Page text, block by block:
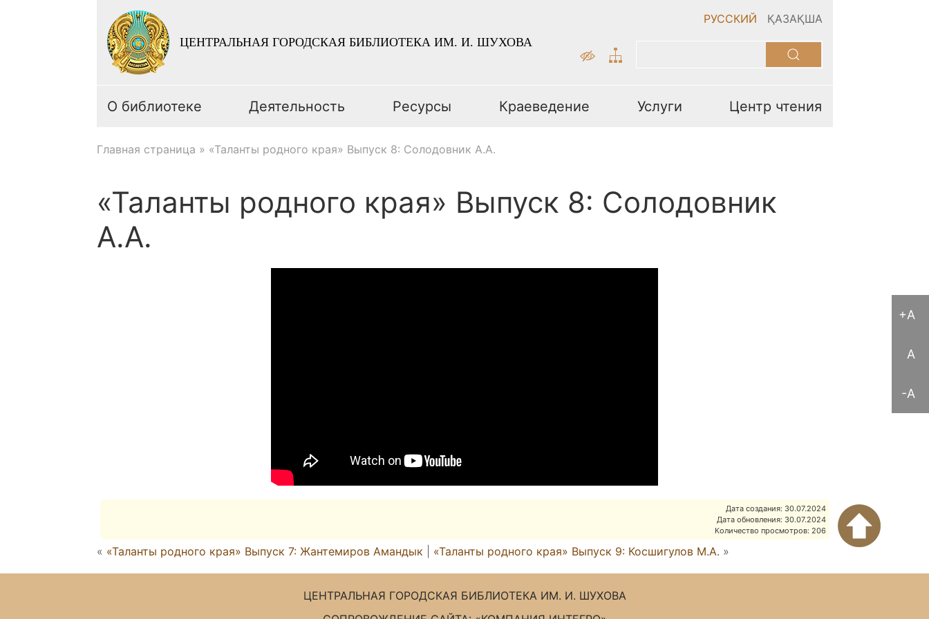
+A
A
-A
ЦЕНТРАЛЬНАЯ ГОРОДСКАЯ БИБЛИОТЕКА ИМ. И. ШУХОВА
РУССКИЙ ҚАЗАҚША
О библиотеке Деятельность Ресурсы Краеведение Услуги Центр чтения
Главная страница » «Таланты родного края» Выпуск 8: Солодовник А.А.
«Таланты родного края» Выпуск 8: Солодовник
А.А.
Дата создания: 30.07.2024
Дата обновления: 30.07.2024
Количество просмотров: 206
« «Таланты родного края» Выпуск 7: Жантемиров Амандык «Таланты родного края» Выпуск 9: Косшигулов М.А. »
ЦЕНТРАЛЬНАЯ ГОРОДСКАЯ БИБЛИОТЕКА ИМ. И. ШУХОВА